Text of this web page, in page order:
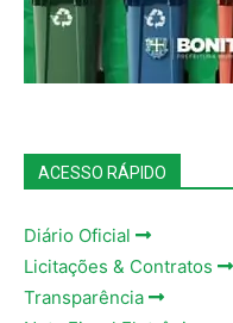
ACESSO RÁPIDO
Diário Oficial
Licitações & Contratos
Transparência